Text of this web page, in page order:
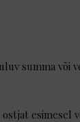
summa või
esimesel